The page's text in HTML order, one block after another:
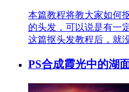
本篇教程将教大家如何
的头发，可以说是有一
这篇抠头发教程后，就
PS合成霞光中的湖